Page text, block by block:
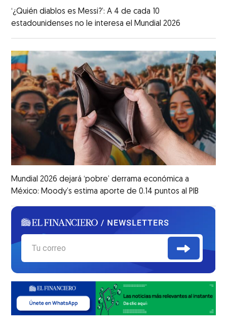
‘¿Quién diablos es Messi?’: A 4 de cada 10
estadounidenses no le interesa el Mundial 2026
Mundial 2026 dejará ‘pobre’ derrama económica a
México: Moody’s estima aporte de 0.14 puntos al PIB